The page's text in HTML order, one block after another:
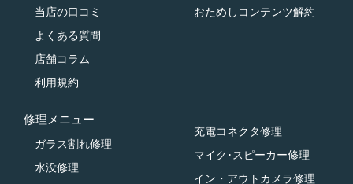
当店の口コミ
よくある質問
店舗コラム
利用規約
おためしコンテンツ解約
修理メニュー
ガラス割れ修理
水没修理
充電コネクタ修理
マイク･スピーカー修理
イン・アウトカメラ修理